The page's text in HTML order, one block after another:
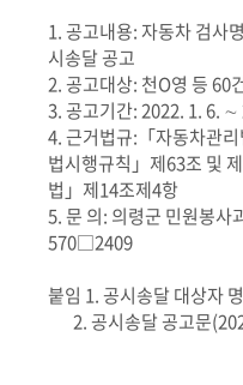
1. 공고내용: 자동차 검사
시송달 공고
2. 공고대상: 천O영 등 60
3. 공고기간: 2022. 1. 6.
4. 근거법규:「자동차관
법시행규칙」제63조 및
법」제14조제4항
5. 문 의: 의령군 민원봉
570□2409
붙임 1. 공시송달 대상자
2. 공시송달 공고문